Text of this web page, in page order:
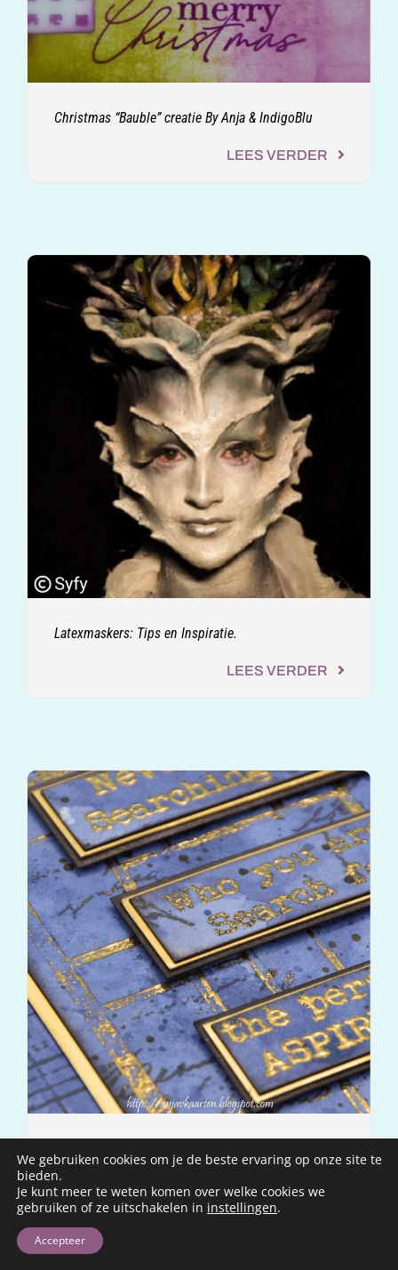
Christmas “Bauble” creatie By Anja & IndigoBlu
LEES VERDER
Latexmaskers: Tips en Inspiratie.
LEES VERDER
LEES VERDER
We gebruiken cookies om je de beste ervaring op onze site te
bieden.
Je kunt meer te weten komen over welke cookies we
gebruiken of ze uitschakelen in instellingen.
Accepteer